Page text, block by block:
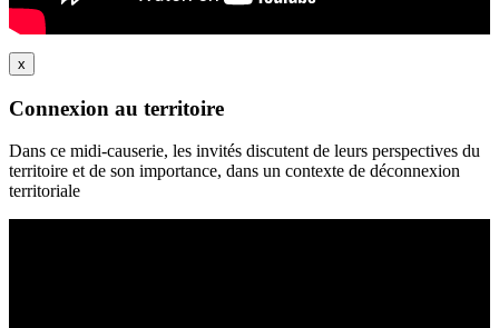
x
Connexion au territoire
Dans ce midi-causerie, les invités discutent de leurs perspectives du
territoire et de son importance, dans un contexte de déconnexion
territoriale